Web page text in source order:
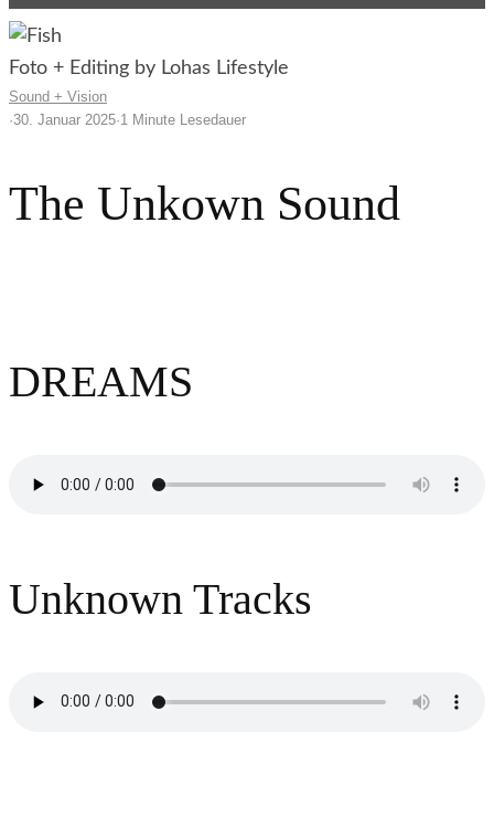
Foto + Editing by Lohas Lifestyle
Sound + Vision
·30. Januar 2025·1 Minute Lesedauer
The Unkown Sound
DREAMS
Unknown Tracks